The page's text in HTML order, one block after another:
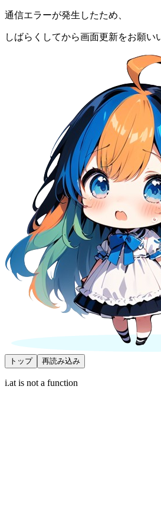
通信エラーが発生したため、
しばらくしてから画面更新をお願い
トップ 再読み込み
i.at is not a function